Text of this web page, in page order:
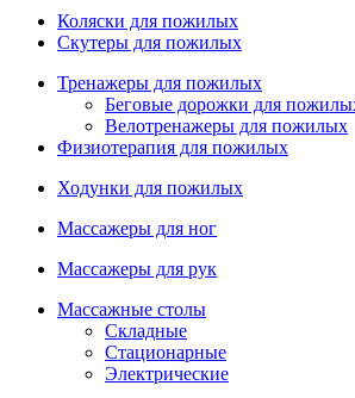
Коляски для пожилых
Скутеры для пожилых
Тренажеры для пожилых
Беговые дорожки для
Велотренажеры для пожилых
Физиотерапия для пожилых
Ходунки для пожилых
Массажеры для ног
Массажеры для рук
Массажные столы
Складные
Стационарные
Электрические